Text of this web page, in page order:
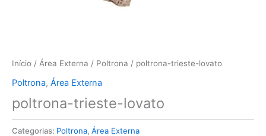
Início / Área Externa / Poltrona / poltrona-trieste-lovato
Poltrona, Área Externa
poltrona-trieste-lovato
Categorias: Poltrona, Área Externa